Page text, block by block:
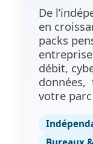
De
en
packs
débit,
données,
votre